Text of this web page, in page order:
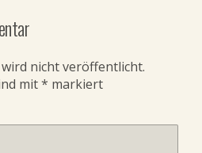
nicht veröffentlicht.
mit* markiert